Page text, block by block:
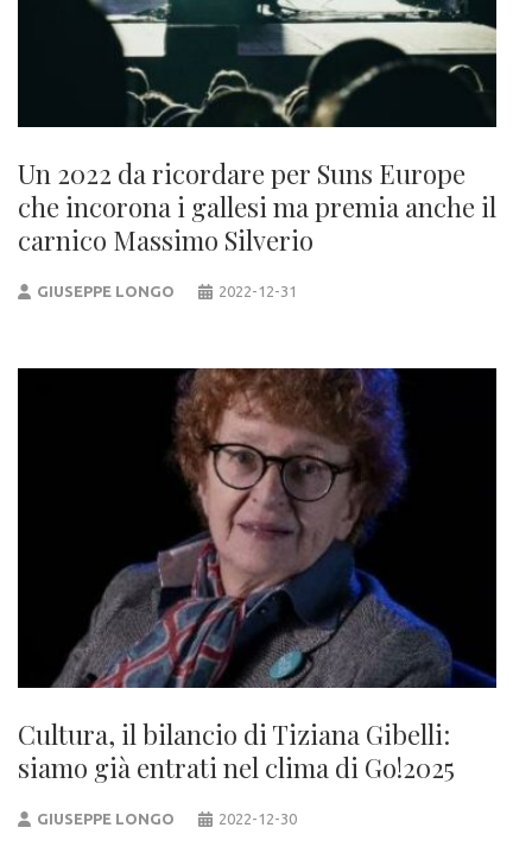
Un 2022 da ricordare per Suns Europe
che incorona i gallesi ma premia anche il
carnico Massimo Silverio
GIUSEPPE LONGO 2022-12-31
Cultura, il bilancio di Tiziana Gibelli:
siamo già entrati nel clima di Go!2025
GIUSEPPE LONGO 2022-12-30